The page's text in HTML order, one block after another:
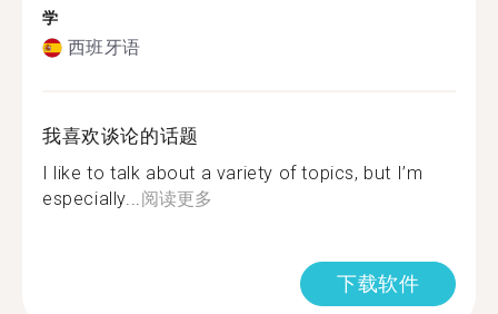
学
西班牙语
我喜欢谈论的话题
I like to talk about a variety of topics, but I’m
especially...阅读更多
下载软件